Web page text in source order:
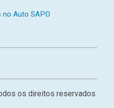
Auto SAPO
os direitos reservados.